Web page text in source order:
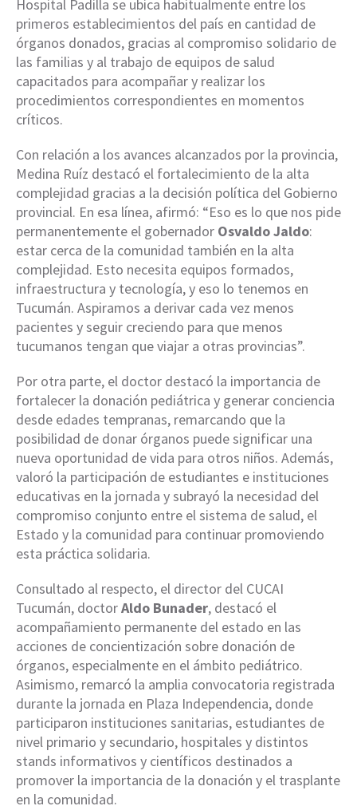
Hospital Padilla se ubica habitualmente entre los
primeros establecimientos del país en cantidad de
órganos donados, gracias al compromiso solidario de
las familias y al trabajo de equipos de salud
capacitados para acompañar y realizar los
procedimientos correspondientes en momentos
críticos.
Con relación a los avances alcanzados por la provincia,
Medina Ruíz destacó el fortalecimiento de la alta
complejidad gracias a la decisión política del Gobierno
provincial. En esa línea, afirmó: “Eso es lo que nos pide
permanentemente el gobernador Osvaldo Jaldo:
estar cerca de la comunidad también en la alta
complejidad. Esto necesita equipos formados,
infraestructura y tecnología, y eso lo tenemos en
Tucumán. Aspiramos a derivar cada vez menos
pacientes y seguir creciendo para que menos
tucumanos tengan que viajar a otras provincias”.
Por otra parte, el doctor destacó la importancia de
fortalecer la donación pediátrica y generar conciencia
desde edades tempranas, remarcando que la
posibilidad de donar órganos puede significar una
nueva oportunidad de vida para otros niños. Además,
valoró la participación de estudiantes e instituciones
educativas en la jornada y subrayó la necesidad del
compromiso conjunto entre el sistema de salud, el
Estado y la comunidad para continuar promoviendo
esta práctica solidaria.
Consultado al respecto, el director del CUCAI
Tucumán, doctorAldo Bunader, destacó el
acompañamiento permanente del estado en las
acciones de concientización sobre donación de
órganos, especialmente en el ámbito pediátrico.
Asimismo, remarcó la amplia convocatoria registrada
durante la jornada en Plaza Independencia, donde
participaron instituciones sanitarias, estudiantes de
nivel primario y secundario, hospitales y distintos
stands informativos y científicos destinados a
promover la importancia de la donación y el trasplante
en la comunidad.